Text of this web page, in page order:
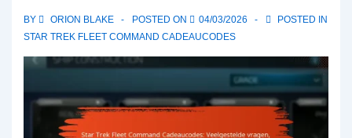
BY ORION BLAKE POSTED ON 04/03/2026
POSTED IN
STAR TREK FLEET COMMAND CADEAUCODES